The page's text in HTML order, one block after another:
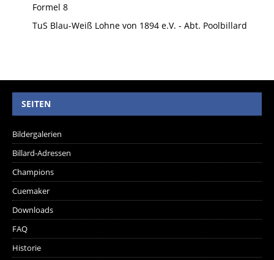
Formel 8
TuS Blau-Weiß Lohne von 1894 e.V. - Abt. Poolbillard
SEITEN
Bildergalerien
Billard-Adressen
Champions
Cuemaker
Downloads
FAQ
Historie